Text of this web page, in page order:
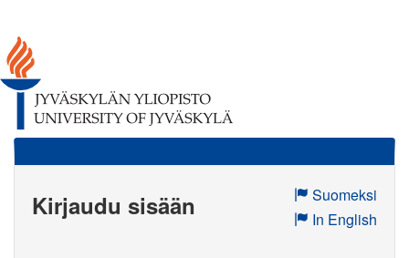
Suomeksi
In English
Kirjaudu sisään